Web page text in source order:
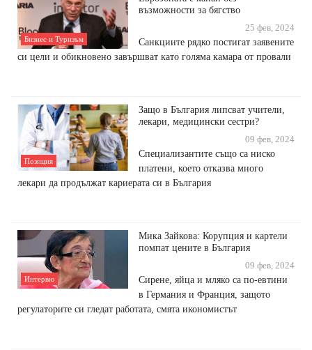
Бизнес и Туризъм
възможности за бягство
25 фев, 2024
Санкциите рядко постигат заявените
си цели и обикновено завършват като голяма камара от провали
Позиция
Защо в България липсват учители,
лекари, медицински сестри?
09 фев, 2024
Специализантите също са ниско
платени, което отказва много
лекари да продължат кариерата си в България
Интервю
Мика Зайкова: Корупция и картели
помпат цените в България
09 фев, 2024
Сирене, яйца и мляко са по-евтини
в Германия и Франция, защото
регулаторите си гледат работата, смята икономистът